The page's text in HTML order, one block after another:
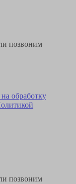
позвоним
на обработку
позвоним